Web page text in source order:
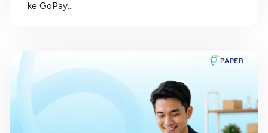
ke GoPay....